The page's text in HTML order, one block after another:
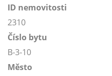
ID nemovitosti
2310
Číslo bytu
B-3-10
Město